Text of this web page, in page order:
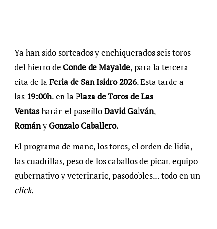
Ya han sido sorteados y enchiquerados seis toros
del hierro de Conde de Mayalde, para la tercera
cita de la Feria de San Isidro 2026. Esta tarde a
las 19:00h. en la Plaza de Toros de Las
Ventasharán el paseílloDavid Galván,
RományGonzalo Caballero.
El programa de mano, los toros, el orden de lidia,
las cuadrillas, peso de los caballos de picar, equipo
gubernativo y veterinario, pasodobles… todo en un
click.